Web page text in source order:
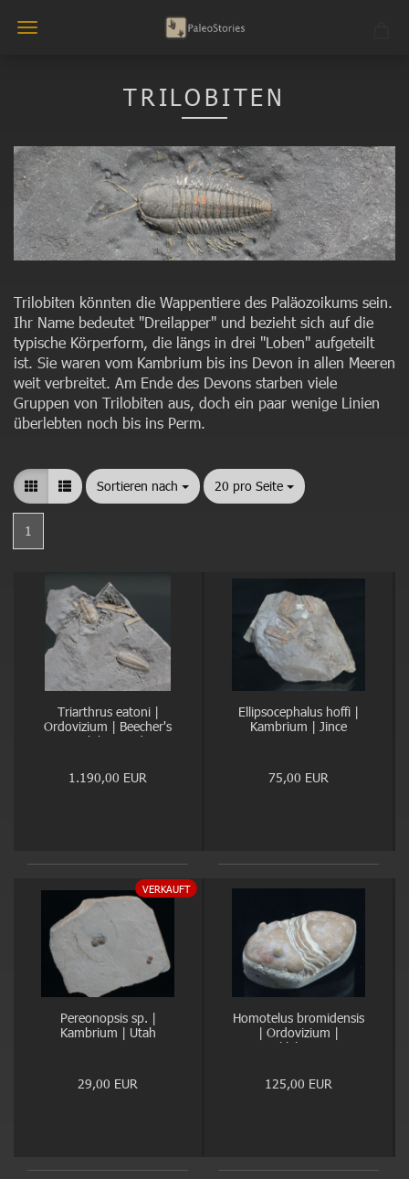
TRILOBITEN
Trilobiten könnten die Wappentiere des Paläozoikums sein.
Ihr Name bedeutet "Dreilapper" und bezieht sich auf die
typische Körperform, die längs in drei "Loben" aufgeteilt
ist. Sie waren vom Kambrium bis ins Devon in allen Meeren
weit verbreitet. Am Ende des Devons starben viele
Gruppen von Trilobiten aus, doch ein paar wenige Linien
überlebten noch bis ins Perm.
Sortieren nach
Sortieren nach 20 pro Seite
pro Seite
1
Triarthrus eatoni |
Ordovizium | Beecher's
Trilobite Bed
1.190,00 EUR
Ellipsocephalus hoffi |
Kambrium | Jince
75,00 EUR
VERKAUFT
Pereonopsis sp. |
Kambrium | Utah
29,00 EUR
Homotelus bromidensis
| Ordovizium |
Oklahoma
125,00 EUR